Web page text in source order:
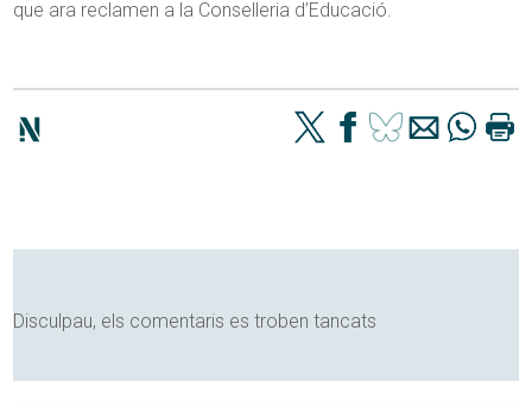
que ara reclamen a la Conselleria d’Educació.
Disculpau, els comentaris es troben tancats